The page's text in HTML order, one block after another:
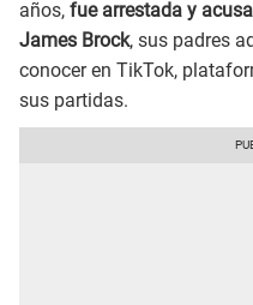
años, fue arrestada y
James Brock, sus padres
conocer en TikTok,
sus partidas.